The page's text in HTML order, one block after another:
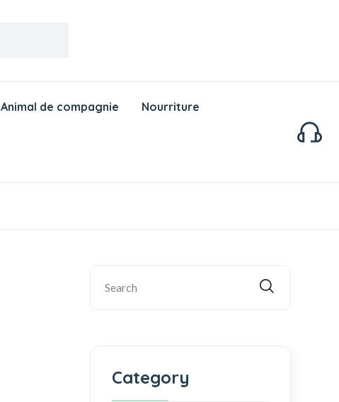
Animal de compagnie Nourriture
Category